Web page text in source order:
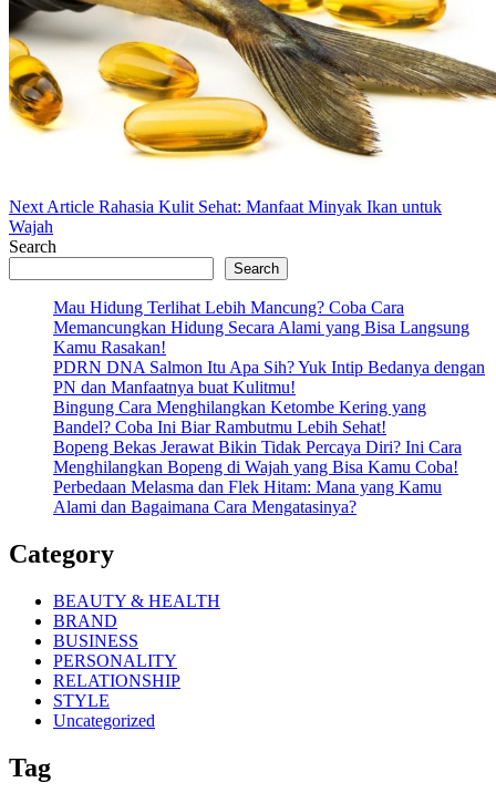
Next Article Next
Rahasia Kulit Sehat: Manfaat Minyak Ikan untuk
Wajah
Search
Search
Mau Hidung Terlihat Lebih Mancung? Coba Cara
Memancungkan Hidung Secara Alami yang Bisa Langsung
Kamu Rasakan!
PDRN DNA Salmon Itu Apa Sih? Yuk Intip Bedanya dengan
PN dan Manfaatnya buat Kulitmu!
Bingung Cara Menghilangkan Ketombe Kering yang
Bandel? Coba Ini Biar Rambutmu Lebih Sehat!
Bopeng Bekas Jerawat Bikin Tidak Percaya Diri? Ini Cara
Menghilangkan Bopeng di Wajah yang Bisa Kamu Coba!
Perbedaan Melasma dan Flek Hitam: Mana yang Kamu
Alami dan Bagaimana Cara Mengatasinya?
Category
BEAUTY & HEALTH
BRAND
BUSINESS
PERSONALITY
RELATIONSHIP
STYLE
Uncategorized
Tag